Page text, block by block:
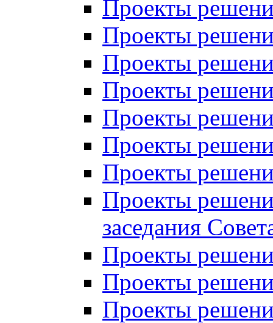
Проекты
Проекты
Проекты
Проекты
Проекты
Проекты
Проекты
Проекты
заседания
Проекты
Проекты
Проекты